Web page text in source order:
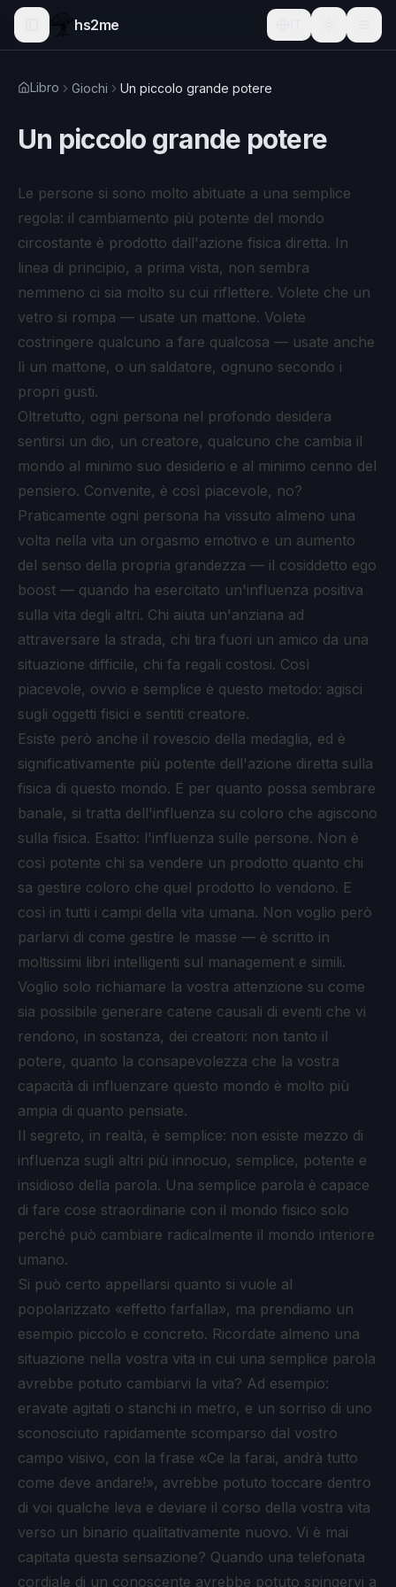
hs2me
Libro Giochi Un piccolo grande potere
Un piccolo grande potere
Le persone si sono molto abituate a una semplice
regola: il cambiamento più potente del mondo
circostante è prodotto dall'azione fisica diretta. In
linea di principio, a prima vista, non sembra
nemmeno ci sia molto su cui riflettere. Volete che un
vetro si rompa — usate un mattone. Volete
costringere qualcuno a fare qualcosa — usate anche
lì un mattone, o un saldatore, ognuno secondo i
propri gusti.
Oltretutto, ogni persona nel profondo desidera
sentirsi un dio, un creatore, qualcuno che cambia il
mondo al minimo suo desiderio e al minimo cenno del
pensiero. Convenite, è così piacevole, no?
Praticamente ogni persona ha vissuto almeno una
volta nella vita un orgasmo emotivo e un aumento
del senso della propria grandezza — il cosiddetto ego
boost — quando ha esercitato un'influenza positiva
sulla vita degli altri. Chi aiuta un'anziana ad
attraversare la strada, chi tira fuori un amico da una
situazione difficile, chi fa regali costosi. Così
piacevole, ovvio e semplice è questo metodo: agisci
sugli oggetti fisici e sentiti creatore.
Esiste però anche il rovescio della medaglia, ed è
significativamente più potente dell'azione diretta sulla
fisica di questo mondo. E per quanto possa sembrare
banale, si tratta dell'influenza su coloro che agiscono
sulla fisica. Esatto: l'influenza sulle persone. Non è
così potente chi sa vendere un prodotto quanto chi
sa gestire coloro che quel prodotto lo vendono. E
così in tutti i campi della vita umana. Non voglio però
parlarvi di come gestire le masse — è scritto in
moltissimi libri intelligenti sul management e simili.
Voglio solo richiamare la vostra attenzione su come
sia possibile generare catene causali di eventi che vi
rendono, in sostanza, dei creatori: non tanto il
potere, quanto la consapevolezza che la vostra
capacità di influenzare questo mondo è molto più
ampia di quanto pensiate.
Il segreto, in realtà, è semplice: non esiste mezzo di
influenza sugli altri più innocuo, semplice, potente e
insidioso della parola. Una semplice parola è capace
di fare cose straordinarie con il mondo fisico solo
perché può cambiare radicalmente il mondo interiore
umano.
Si può certo appellarsi quanto si vuole al
popolarizzato «effetto farfalla», ma prendiamo un
esempio piccolo e concreto. Ricordate almeno una
situazione nella vostra vita in cui una semplice parola
avrebbe potuto cambiarvi la vita? Ad esempio:
eravate agitati o stanchi in metro, e un sorriso di uno
sconosciuto rapidamente scomparso dal vostro
campo visivo, con la frase «Ce la farai, andrà tutto
come deve andare!», avrebbe potuto toccare dentro
di voi qualche leva e deviare il corso della vostra vita
verso un binario qualitativamente nuovo. Vi è mai
capitata questa sensazione? Quando una telefonata
cordiale di un conoscente avrebbe potuto spingervi a